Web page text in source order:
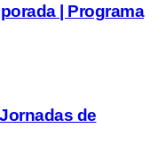
| Programa
de